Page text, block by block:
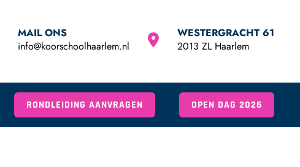
MAIL ONS
info@koorschoolhaarlem.nl
WESTERGRACHT 61
2013 ZL Haarlem
RONDLEIDING AANVRAGEN OPEN DAG 2026